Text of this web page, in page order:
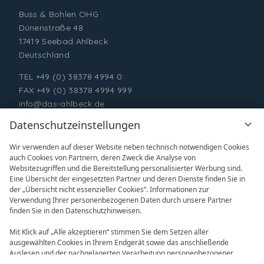
Datenschutzeinstellungen
Wir verwenden auf dieser Website neben technisch notwendigen Cookies
auch Cookies von Partnern, deren Zweck die Analyse von
Websitezugriffen und die Bereitstellung personalisierter Werbung sind.
Eine Übersicht der eingesetzten Partner und deren Dienste finden Sie in
der „Übersicht nicht essenzieller Cookies“. Informationen zur
Verwendung Ihrer personenbezogenen Daten durch unsere Partner
finden Sie in den Datenschutzhinweisen.
Mit Klick auf „Alle akzeptieren“ stimmen Sie dem Setzen aller
ausgewählten Cookies in Ihrem Endgerät sowie das anschließende
Auslesen und der nachgelagerten Verarbeitung personenbezogener
Buss & Bohlen OHG
Dünenstraße 48
17419 Seebad Ahlbeck
Deutschland
TEL +49 (0) 38378 4994 0
FAX +49 (0) 38378 4994 999
info@das-ahlbeck.de
ONLINE BUCHEN ANFRAGEN